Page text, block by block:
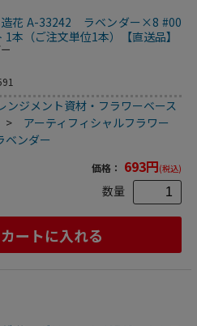
造花 A-33242 ラベンダー×8 #00
本（ご注文単位1本）【直送品】
ンジメント資材・フラワーベース
> アーティフィシャルフラワー
ベンダー
価格： 693円(税込)
数量
カートに入れる